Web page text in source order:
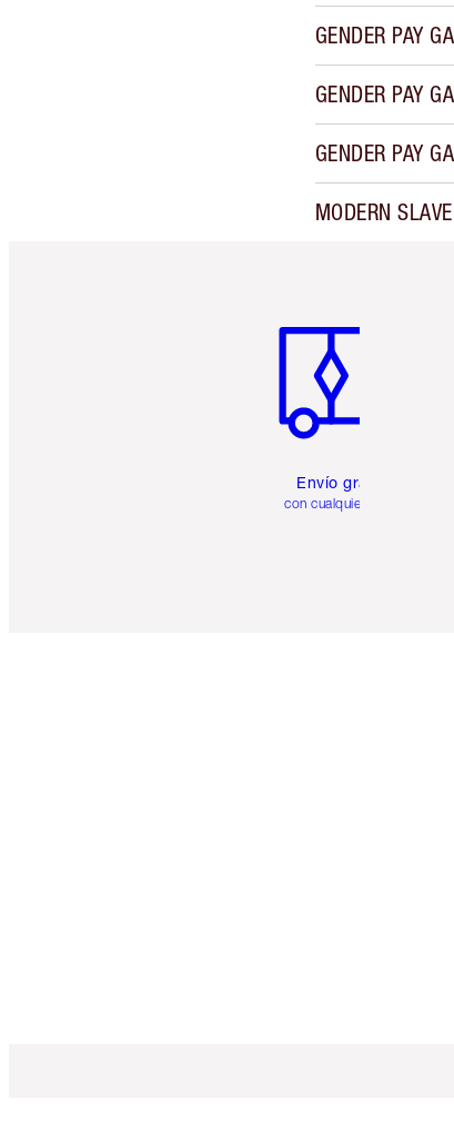
GENDER PAY
GENDER PAY
GENDER PAY
MODERN
Envío gratuito
con cualquier pedido